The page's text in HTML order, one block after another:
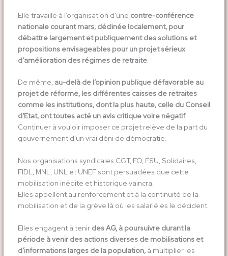
Elle travaille à l’organisation d’une contre-conférence
nationale courant mars, déclinée localement, pour
débattre largement et publiquement des solutions et
propositions envisageables pour un projet sérieux
d’amélioration des régimes de retraite.
De même, au-delà de l’opinion publique défavorable au
projet de réforme, les différentes caisses de retraites
comme les institutions, dont la plus haute, celle du Conseil
d’Etat, ont toutes acté un avis critique voire négatif.
Continuer à vouloir imposer ce projet relève de la part du
gouvernement d’un vrai déni de démocratie.
Nos organisations syndicales CGT, FO, FSU, Solidaires,
FIDL, MNL, UNL et UNEF sont persuadées que cette
mobilisation inédite et historique vaincra.
Elles appellent au renforcement et à la continuité de la
mobilisation et de la grève là où les salarié.es le décident.
Elles engagent à tenir des AG, à poursuivre durant la
période à venir des actions diverses de mobilisations et
d’informations larges de la population,à multiplier les